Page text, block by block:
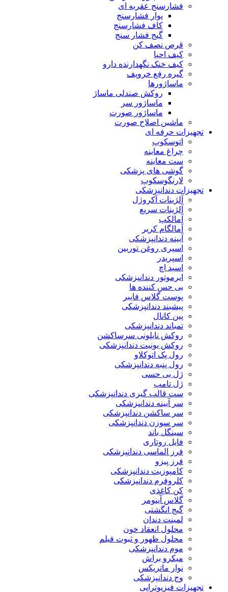
فشارسنج عقربه ای
پوار فشارسنج
کاف فشارسنج
گیج فشار سنج
قرص نصف کن
کیف احیا
کیف خنک نگهدارنده دارو
گیره رفع خروپف
ماساژورها
روکش صندلی ماساژ
ماساژور سر
ماساژور صورت
ماشین اصلاح صورت
تجهیزات حرفه ای
اتوسکوپ
چراغ معاینه
ست معاینه
گوشی های پزشکی
لارنگوسکوپ
تجهیزات دندانپزشکی
آلژینات آکروژل
آلژینات سریع
آمالکپ
آمالگام کریر
آیینه دندانپزشکی
اسپری روغن توربین
اسپریدر
اسید اچ
ایرموتور دندانپزشکی
بی حس کننده ها
پوست گلاس فایبر
پیشبند دندانپزشکی
پین کانال
تمباند دندانپزشکی
روکش نایلونی سرساکشن
روکش یونیت دندانپزشکی
رول پک اتوکلاو
رول پنبه دندانپزشکی
ژل بی حسی
ژل تامپ
ست قالب گیری دندانپزشکی
سر آیینه دندانپزشکی
سر ساکشن دندانپزشکی
سر سوزن دندانپزشکی
سینگل باند
فایل روتاری
فرز الماسی دندانپزشکی
فرز پیزو
کامپوزیت دندانپزشکی
کلروفرم دندانپزشکی
کن کاغذی
گلاس آینومر
گیج انگشتی
لمینت دندان
محلول انعقاد خون
محلول ظهور و ثبوت فیلم
موم دندانپزشکی
میکرو براش
نوار ماتریکس
وج دندانپزشکی
تجهیزات فیزیوتراپی